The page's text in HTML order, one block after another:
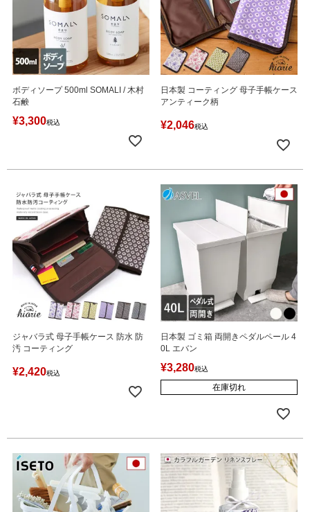
ボディソープ 500ml SOMALI / 木村
石鹸
¥3,300税込
日本製 コーティング 母子手帳ケース
アンティーク柄
¥2,046税込
ジャバラ式 母子手帳ケース 防水 防
汚 コーティング
¥2,420税込
日本製 ゴミ箱 両開きペダルペール 4
0L エバン
¥3,280税込
在庫切れ